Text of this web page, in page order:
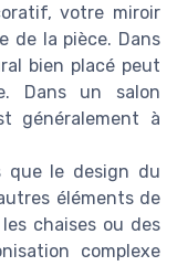
votre miroir
de la pièce. Dans
bien placé peut
Dans un salon
généralement à
que le design du
éléments de
chaises ou des
complexe